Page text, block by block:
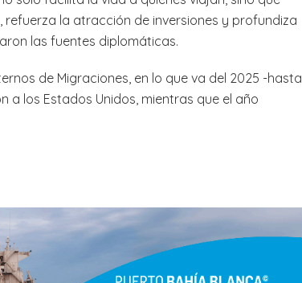
la atracción de inversiones y profundiza
las fuentes diplomáticas.
de Migraciones, en lo que va del 2025 -hasta
a los Estados Unidos, mientras que el año